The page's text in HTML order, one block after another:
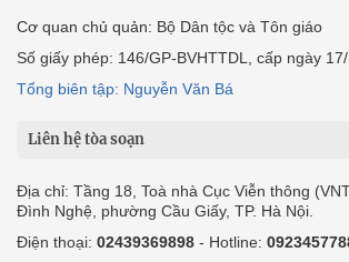
Cơ quan chủ quản: Bộ Dân tộc và Tôn giáo
Số giấy phép: 146/GP-BVHTTDL, cấp ngày
Tổng biên tập: Nguyễn Văn Bá
Liên hệ tòa soạn
Địa chỉ: Tầng 18, Toà nhà Cục Viễn thông
Đình Nghệ, phường Cầu Giấy, TP. Hà Nội.
Điện thoại: 02439369898 - Hotline: